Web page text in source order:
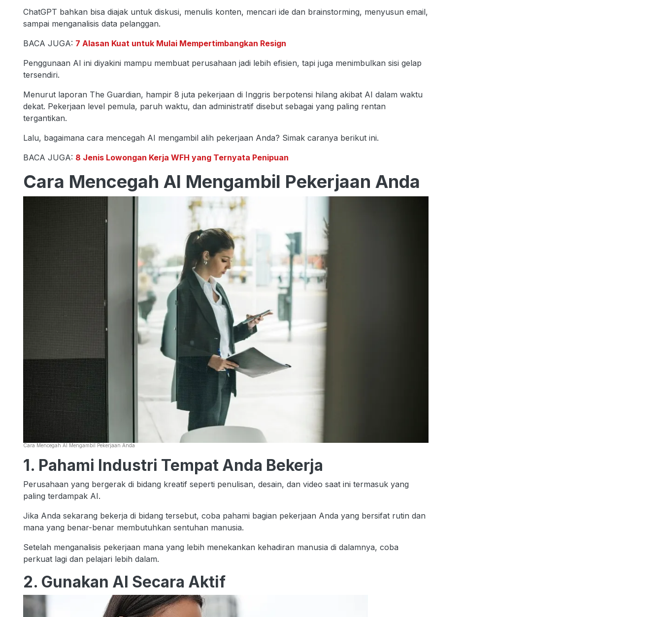
ChatGPT bahkan bisa diajak untuk diskusi, menulis konten, mencari ide dan brainstorming, menyusun email,
sampai menganalisis data pelanggan.
BACA JUGA: 7 Alasan Kuat untuk Mulai Mempertimbangkan Resign
Penggunaan AI ini diyakini mampu membuat perusahaan jadi lebih efisien, tapi juga menimbulkan sisi gelap
tersendiri.
Menurut laporan The Guardian, hampir 8 juta pekerjaan di Inggris berpotensi hilang akibat AI dalam waktu
dekat. Pekerjaan level pemula, paruh waktu, dan administratif disebut sebagai yang paling rentan
tergantikan.
Lalu, bagaimana cara mencegah AI mengambil alih pekerjaan Anda? Simak caranya berikut ini.
BACA JUGA: 8 Jenis Lowongan Kerja WFH yang Ternyata Penipuan
Cara Mencegah AI Mengambil Pekerjaan Anda
Cara Mencegah AI Mengambil Pekerjaan Anda
1. Pahami Industri Tempat Anda Bekerja
Perusahaan yang bergerak di bidang kreatif seperti penulisan, desain, dan video saat ini termasuk yang
paling terdampak AI.
Jika Anda sekarang bekerja di bidang tersebut, coba pahami bagian pekerjaan Anda yang bersifat rutin dan
mana yang benar-benar membutuhkan sentuhan manusia.
Setelah menganalisis pekerjaan mana yang lebih menekankan kehadiran manusia di dalamnya, coba
perkuat lagi dan pelajari lebih dalam.
2. Gunakan AI Secara Aktif